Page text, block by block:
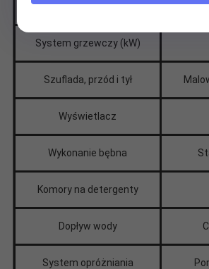
Silnik napędowy
System grzewczy (kW)
Szuflada, przód i tył
Wyświetlacz
Wykonanie bębna
Komory na detergenty
Dopływ wody
System opróżniania